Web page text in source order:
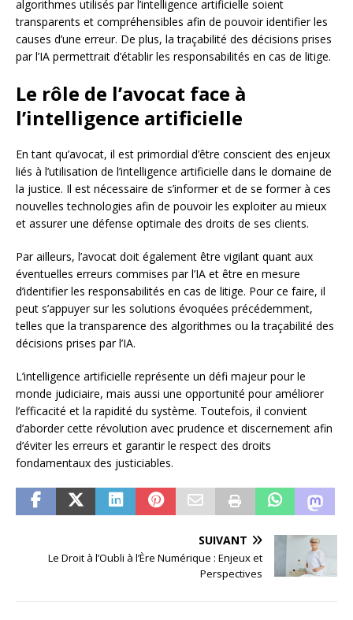
algorithmes utilisés par l’intelligence artificielle soient
transparents et compréhensibles afin de pouvoir identifier les
causes d’une erreur. De plus, la traçabilité des décisions prises
par l’IA permettrait d’établir les responsabilités en cas de litige.
Le rôle de l’avocat face à
l’intelligence artificielle
En tant qu’avocat, il est primordial d’être conscient des enjeux
liés à l’utilisation de l’intelligence artificielle dans le domaine de
la justice. Il est nécessaire de s’informer et de se former à ces
nouvelles technologies afin de pouvoir les exploiter au mieux
et assurer une défense optimale des droits de ses clients.
Par ailleurs, l’avocat doit également être vigilant quant aux
éventuelles erreurs commises par l’IA et être en mesure
d’identifier les responsabilités en cas de litige. Pour ce faire, il
peut s’appuyer sur les solutions évoquées précédemment,
telles que la transparence des algorithmes ou la traçabilité des
décisions prises par l’IA.
L’intelligence artificielle représente un défi majeur pour le
monde judiciaire, mais aussi une opportunité pour améliorer
l’efficacité et la rapidité du système. Toutefois, il convient
d’aborder cette révolution avec prudence et discernement afin
d’éviter les erreurs et garantir le respect des droits
fondamentaux des justiciables.
SUIVANT
Le Droit à l’Oubli à l’Ère Numérique : Enjeux et
Perspectives